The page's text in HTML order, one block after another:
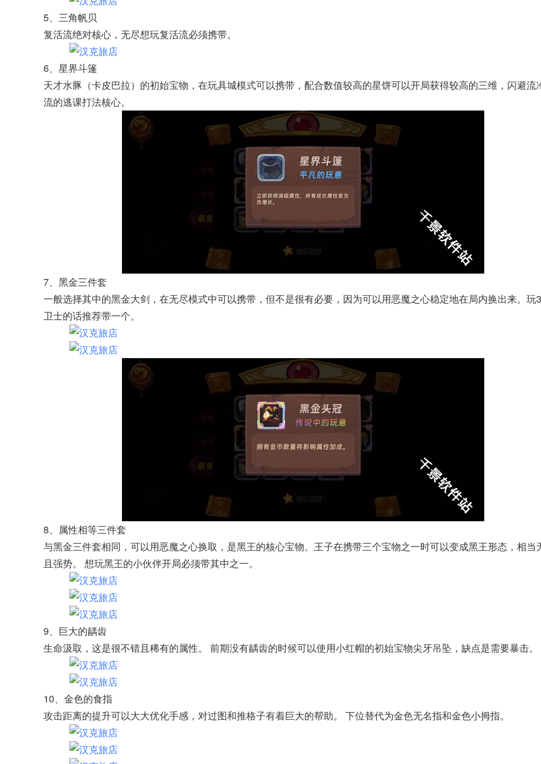
5、三角帆贝
复活流绝对核心，无尽想玩复活流必须携带。
6、星界斗篷
天才水豚（卡皮巴拉）的初始宝物，在玩具城模式可以携带，配合数值较高的星饼可以开局获得较高的三维，闪避流
流的逃课打法核心。
7、黑金三件套
一般选择其中的黑金大剑，在无尽模式中可以携带，但不是很有必要，因为可以用恶魔之心稳定地在局内换出来。玩
卫士的话推荐带一个。
8、属性相等三件套
与黑金三件套相同，可以用恶魔之心换取，是黑王的核心宝物。王子在携带三个宝物之一时可以变成黑王形态，相当
且强势。 想玩黑王的小伙伴开局必须带其中之一。
9、巨大的龋齿
生命汲取，这是很不错且稀有的属性。 前期没有龋齿的时候可以使用小红帽的初始宝物尖牙吊坠，缺点是需要暴击。
10、金色的食指
攻击距离的提升可以大大优化手感，对过图和推格子有着巨大的帮助。 下位替代为金色无名指和金色小拇指。